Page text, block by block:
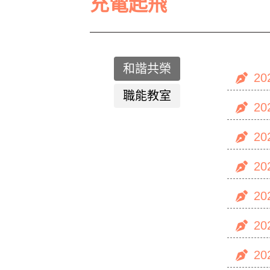
充電起飛
和諧共榮
職能教室